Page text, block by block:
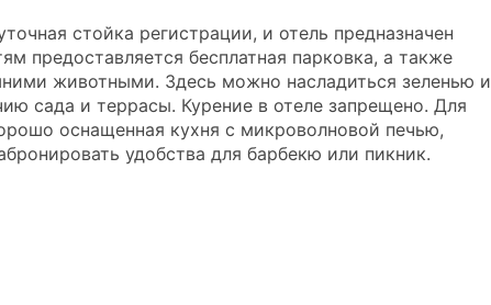
стойка регистрации, и отель предназначен
предоставляется бесплатная парковка, а также
животными. Здесь можно насладиться зеленью и
сада и террасы. Курение в отеле запрещено. Для
оснащенная кухня с микроволновой печью,
удобства для барбекю или пикник.